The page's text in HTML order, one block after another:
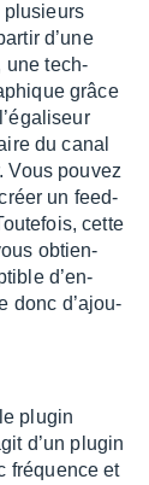
plusieurs
d’une
une tech­
grâce
du canal
Vous pouvez
un feed­
cette
obtien­
d’en­
donc d’ajou­
plugin
d’un plugin
fréquence et